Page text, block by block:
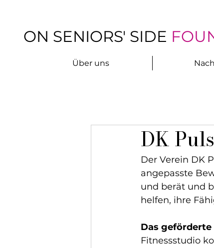
ON SENIORS' SIDE
Über uns
DK
Der Verein DK
angepasste
und berät und
helfen, ihre
Das
Fitnessstudio